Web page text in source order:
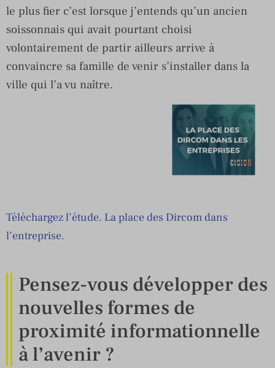
le plus fier c’est lorsque j’entends qu’un ancien
soissonnais qui avait pourtant choisi
volontairement de partir ailleurs arrive à
convaincre sa famille de venir s’installer dans la
ville qui l’a vu naître.
Téléchargez l’étude. La place des Dircom dans
l’entreprise.
Pensez-vous développer des
nouvelles formes de
proximité informationnelle
à l’avenir ?